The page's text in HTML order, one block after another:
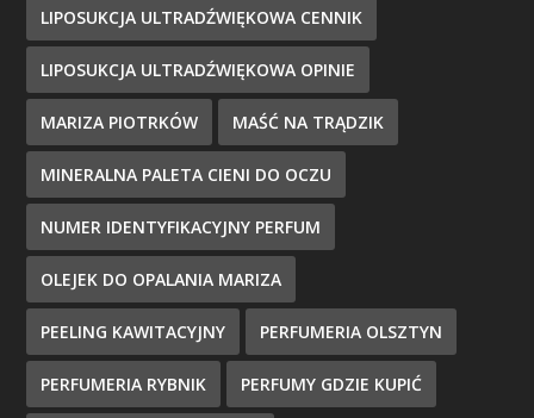
LIPOSUKCJA ULTRADŹWIĘKOWA CENNIK
LIPOSUKCJA ULTRADŹWIĘKOWA OPINIE
MARIZA PIOTRKÓW MAŚĆ NA TRĄDZIK
MINERALNA PALETA CIENI DO OCZU
NUMER IDENTYFIKACYJNY PERFUM
OLEJEK DO OPALANIA MARIZA
PEELING KAWITACYJNY PERFUMERIA OLSZTYN
PERFUMERIA RYBNIK PERFUMY GDZIE KUPIĆ